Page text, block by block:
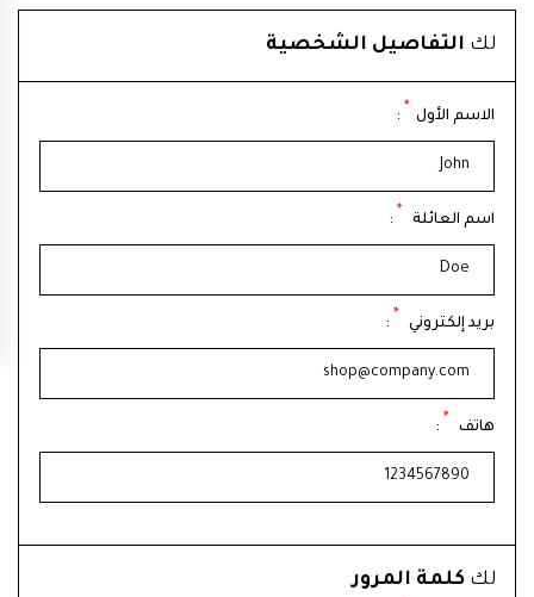
لك التفاصيل الشخصية
الاسم الأول *
:
اسم العائلة *
:
بريد إلكتروني *
:
هاتف *
:
لك كلمة المرور